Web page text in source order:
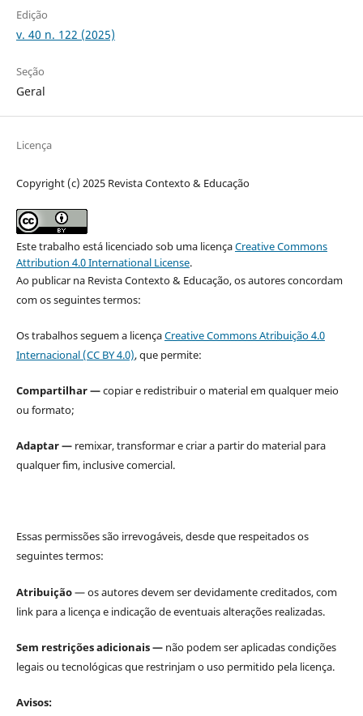
Edição
v. 40 n. 122 (2025)
Seção
Geral
Licença
Copyright (c) 2025 Revista Contexto & Educação
Este trabalho está licenciado sob uma licençaCreative Commons
Attribution 4.0 International License.
Ao publicar na Revista Contexto & Educação, os autores concordam
com os seguintes termos:
Os trabalhos seguem a licençaCreative Commons Atribuição 4.0
Internacional (CC BY 4.0), que permite:
Compartilhar —copiar e redistribuir o material em qualquer meio
ou formato;
Adaptar —remixar, transformar e criar a partir do material para
qualquer fim, inclusive comercial.
Essas permissões são irrevogáveis, desde que respeitados os
seguintes termos:
Atribuição— os autores devem ser devidamente creditados, com
link para a licença e indicação de eventuais alterações realizadas.
Sem restrições adicionais — não podem ser aplicadas condições
legais ou tecnológicas que restrinjam o uso permitido pela licença.
Avisos: